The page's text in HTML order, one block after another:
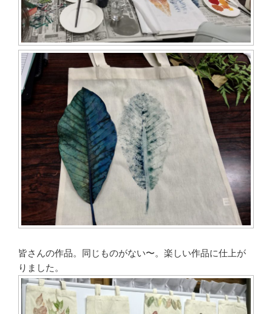
皆さんの作品。同じものがない〜。楽しい作品に仕上が
りました。